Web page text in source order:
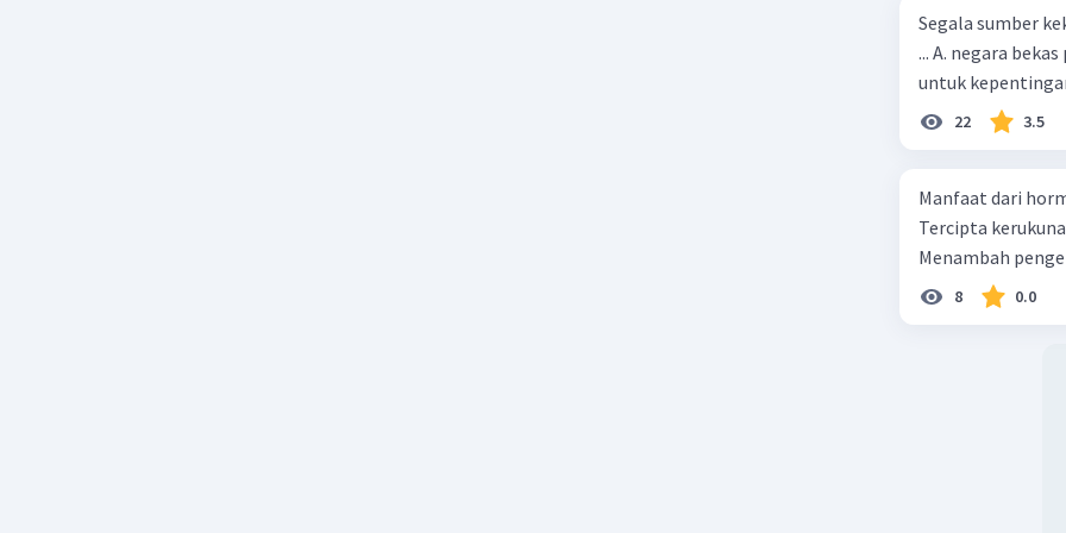
Segala sumber
... A. negara bekas penjajah B. pejabat negara yang berpengaruh C. pemerintah
untuk
22 3.5
Manfaat dari
Tercipta
Menambah
8 0.0